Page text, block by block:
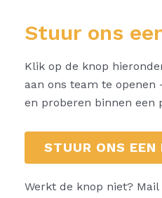
Stuur ons
Klik op de knop
aan ons team te
en proberen binnen een
STUUR ONS EEN
Werkt de knop niet?